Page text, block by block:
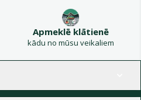
Apmeklē klātienē
kādu no mūsu veikaliem